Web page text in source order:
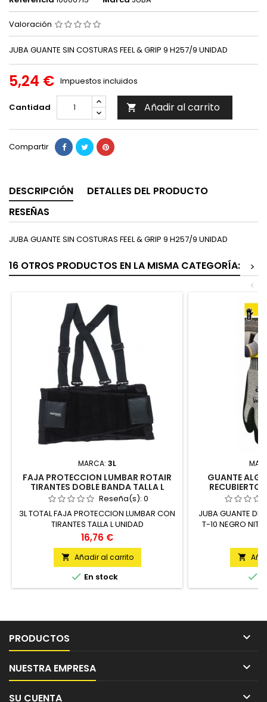
Valoración
JUBA GUANTE SIN COSTURAS FEEL & GRIP 9 H257/9 UNIDAD
5,24 € Impuestos incluidos
Cantidad  Añadir al carrito
Compartir
DESCRIPCIÓN
DETALLES DEL PRODUCTO
RESEÑAS
JUBA GUANTE SIN COSTURAS FEEL & GRIP 9 H257/9 UNIDAD
16 OTROS PRODUCTOS EN LA MISMA CATEGORÍA:
>
<
MARCA: 3L
FAJA PROTECCION LUMBAR ROTAIR
TIRANTES DOBLE BANDA TALLA L
TOTALReseña(s): 0
3L TOTAL FAJA PROTECCION LUMBAR CON
TIRANTES TALLA L UNIDAD
Precio
16,76 €
 Añadir al carrito
 En stock
GUANTE
RECUBIERTO
AGILITY
JUBA GUANTE DE
T-10 NEGRO


PRODUCTOS 
NUESTRA EMPRESA 
SU CUENTA 